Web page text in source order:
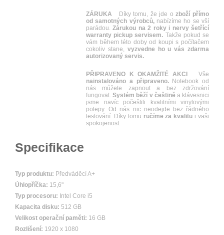
ZÁRUKA Díky tomu, že jde ozboží přímo
od samotných výrobců,nabízíme ho se vší
parádou.Zárukou na 2 roky i nervy šetřící
warranty pickup servisem. Takže pokud se
vám během této doby od koupi s počítačem
cokoliv stane, vyzvedne ho u vás zdarma
autorizovaný servis.
PŘIPRAVENO K OKAMŽITÉ AKCI
Vše
nainstalováno a připraveno.Notebook od
nás můžete zapnout a bez zdržování
fungovat.Systém běží v češtině a klávesnici
jsme navíc počeštili kvalitními vinylovými
polepy. Od nás nic neodejde bez řádného
testování. Díky tomu ručíme za kvalitu i vaši
spokojenost.
Specifikace
Typ produktu: Předváděcí A+
Úhlopříčka: 15,6"
Typ procesoru: Intel Core i5
Kapacita disku: 512 GB
Velikost operační paměti: 16 GB
Rozlišení: 1920 x 1080